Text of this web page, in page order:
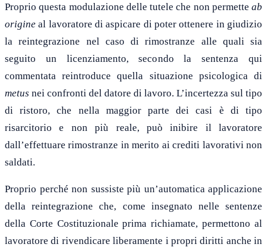
Proprio questa modulazione delle tutele che non permette ab
origine al lavoratore di aspicare di poter ottenere in giudizio
la reintegrazione nel caso di rimostranze alle quali sia
seguito un licenziamento, secondo la sentenza qui
commentata reintroduce quella situazione psicologica di
metus nei confronti del datore di lavoro. L’incertezza sul tipo
di ristoro, che nella maggior parte dei casi è di tipo
risarcitorio e non più reale, può inibire il lavoratore
dall’effettuare rimostranze in merito ai crediti lavorativi non
saldati.
Proprio perché non sussiste più un’automatica applicazione
della reintegrazione che, come insegnato nelle sentenze
della Corte Costituzionale prima richiamate, permettono al
lavoratore di rivendicare liberamente i propri diritti anche in